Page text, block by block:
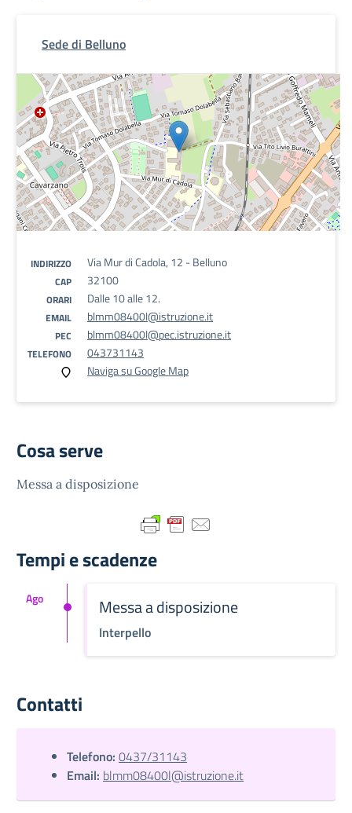
Sede di Belluno
INDIRIZZO Via Mur di Cadola, 12 - Belluno
CAP 32100
ORARI Dalle 10 alle 12.
EMAIL blmm08400l@istruzione.it
PEC blmm08400l@pec.istruzione.it
TELEFONO
043731143
Naviga su Google Map
Cosa serve
Messa a disposizione
Tempi e scadenze
Messa a disposizione
Interpello
Ago
Contatti
Telefono: 0437/31143
Email: blmm08400l@istruzione.it